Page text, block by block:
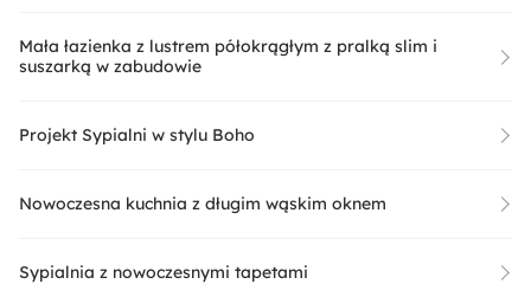
Mała łazienka z lustrem półokrągłym z pralką slim i
suszarką w zabudowie
Projekt Sypialni w stylu Boho
Nowoczesna kuchnia z długim wąskim oknem
Sypialnia z nowoczesnymi tapetami